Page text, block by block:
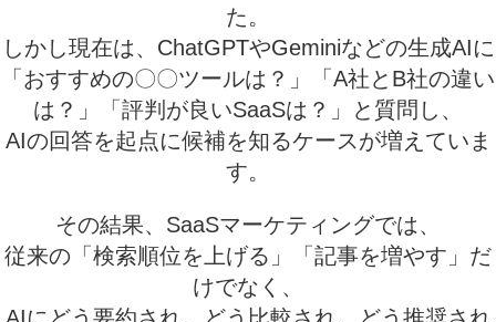
た。
しかし現在は、ChatGPTやGeminiなどの生成AIに
「おすすめの〇〇ツールは？」「A社とB社の違い
は？」「評判が良いSaaSは？」と質問し、
AIの回答を起点に候補を知るケースが増えていま
す。
その結果、SaaSマーケティングでは、
従来の「検索順位を上げる」「記事を増やす」だ
けでなく、